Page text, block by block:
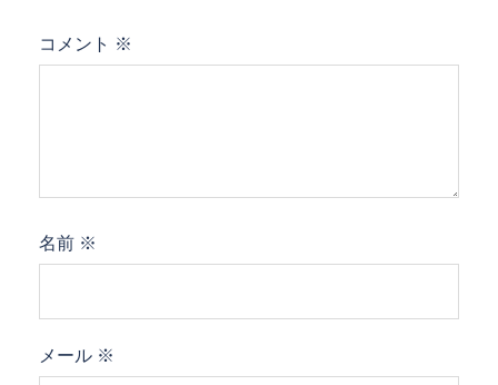
コメント ※
名前 ※
メール ※